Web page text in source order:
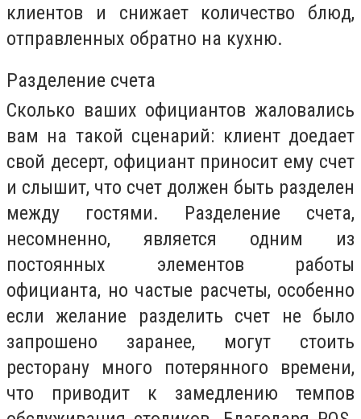
клиентов и снижает количество блюд,
отправленных обратно на кухню.
Разделение счета
Сколько ваших официантов жаловались
вам на такой сценарий: клиент доедает
свой десерт, официант приносит ему счет
и слышит, что счет должен быть разделен
между гостями. Разделение счета,
несомненно, является одним из
постоянных элементов работы
официанта, но частые расчеты, особенно
если желание разделить счет не было
запрошено заранее, могут стоить
ресторану много потерянного времени,
что приводит к замедлению темпов